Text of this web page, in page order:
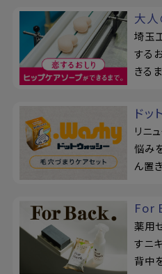
大
埼玉
する
きる
ドッ
リニ
悩み
ん置
For
薬用
すニ
背中